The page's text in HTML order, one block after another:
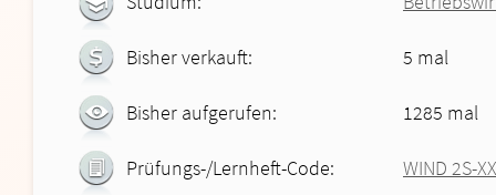
Bisher verkauft: 5 mal
Bisher aufgerufen: 1285 mal
Prüfungs-/Lernheft-Code: WIND 2S-